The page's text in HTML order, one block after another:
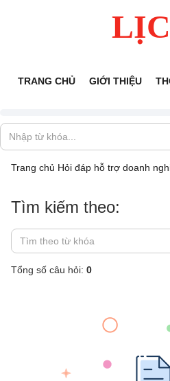
TRANG CHỦ GIỚI THIỆU
Trang chủ Hỏi đáp hỗ trợ doanh
Tìm kiếm theo:
Tổng số câu hỏi: 0